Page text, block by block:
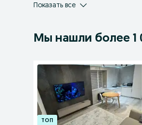
Показать все
Мы нашли более 1